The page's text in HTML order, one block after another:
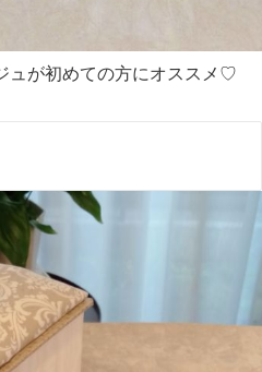
ュが初めての方にオススメ♡